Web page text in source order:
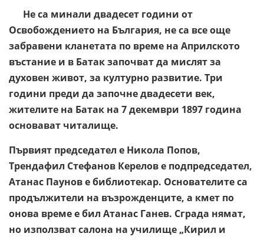
Не са минали двадесет години от
Освобождението на България, не са все още
забравени кланетата по време на Априлското
въстание и в Батак започват да мислят за
духовен живот, за културно развитие. Три
години преди да започне двадесети век,
жителите на Батак на 7 декември 1897 година
основават читалище.
Първият председател е Никола Попов,
Трендафил Стефанов Керелов е подпредседател,
Атанас Паунов е библиотекар. Основателите са
продължители на възрожденците, а кмет по
онова време е бил Атанас Ганев. Сграда нямат,
но използват салона на училище „Кирил и